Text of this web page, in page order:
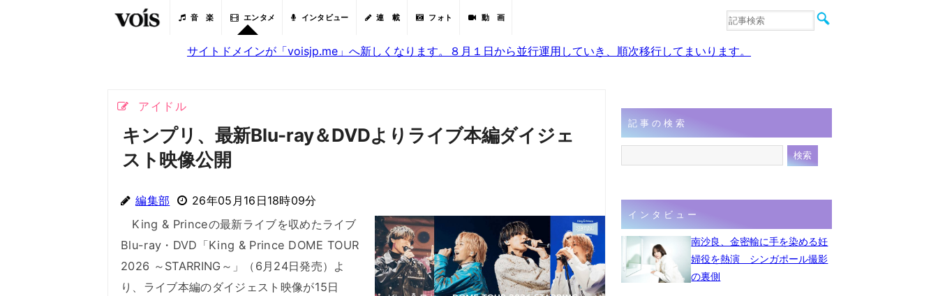
音 楽 エンタメ インタビュー 連 載 フォト 動 画
音楽
サイトドメインが「voisjp.me」へ新しくなります。８月１日から並行運用していき、順次移行してまいります。
アイドル
キンプリ、最新Blu-ray＆DVDよりライブ本編ダイジェ
スト映像公開
編集部 26年05月16日18時09分
King & Princeの最新ライブを収めたライブ
Blu-ray・DVD「King & Prince DOME TOUR
2026 ～STARRING～」（6月24日発売）よ
り、ライブ本編のダイジェスト映像が15日
記事の検索
インタビュー
南沙良、金密輸に手を染める妊
婦役を熱演 シンガポール撮影
の裏側